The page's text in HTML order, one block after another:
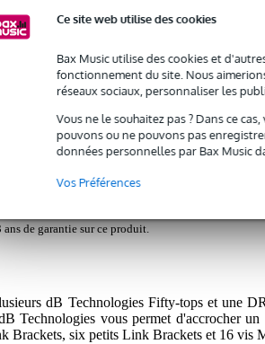
Ce site web utilise des cookies
Bax Music utilise des cookies et
fonctionnement du site. Nous
réseaux sociaux, personnaliser les
Vous ne le souhaitez pas ? Dans ce
pouvons ou ne pouvons pas
données personnelles par Bax Music
Vos Préférences
Téléchargements (1)
SRK-FIFTY Hardware Kit pour Flybar
service
ans de garantie sur ce produit.
dB Technologies Fifty-tops et une
Technologies vous permet d'accrocher
Brackets, six petits Link Brackets et 16 vis